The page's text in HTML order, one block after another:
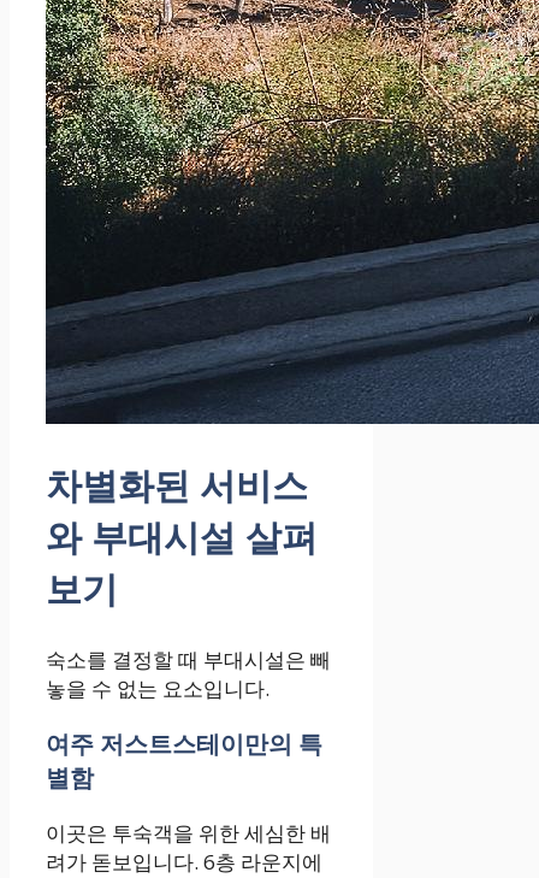
차별화된 서비스
와 부대시설 살펴
보기
숙소를 결정할 때 부대시설은 빼
놓을 수 없는 요소입니다.
여주 저스트스테이만의 특
별함
이곳은 투숙객을 위한 세심한 배
려가 돋보입니다. 6층 라운지에